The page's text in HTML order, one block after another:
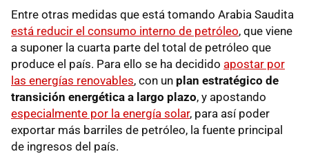
Entre otras medidas que está tomando Arabia Saudita
está reducir el consumo interno de petróleo, que viene
a suponer la cuarta parte del total de petróleo que
produce el país. Para ello se ha decidido apostar por
las energías renovables, con un plan estratégico de
transición energética a largo plazo, y apostando
especialmente por la energía solar, para así poder
exportar más barriles de petróleo, la fuente principal
de ingresos del país.